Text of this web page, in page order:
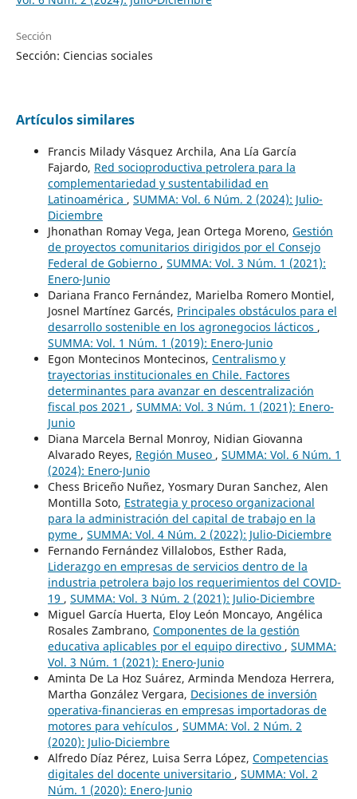
Sección
Sección: Ciencias sociales
Artículos similares
Francis Milady Vásquez Archila, Ana Lía García
Fajardo, Red socioproductiva petrolera para la
complementariedad y sustentabilidad en
Latinoamérica , SUMMA: Vol. 6 Núm. 2 (2024): Julio-
Diciembre
Jhonathan Romay Vega, Jean Ortega Moreno, Gestión
de proyectos comunitarios dirigidos por el Consejo
Federal de Gobierno , SUMMA: Vol. 3 Núm. 1 (2021):
Enero-Junio
Dariana Franco Fernández, Marielba Romero Montiel,
Josnel Martínez Garcés, Principales obstáculos para el
desarrollo sostenible en los agronegocios lácticos ,
SUMMA: Vol. 1 Núm. 1 (2019): Enero-Junio
Egon Montecinos Montecinos, Centralismo y
trayectorias institucionales en Chile. Factores
determinantes para avanzar en descentralización
fiscal pos 2021 , SUMMA: Vol. 3 Núm. 1 (2021): Enero-
Junio
Diana Marcela Bernal Monroy, Nidian Giovanna
Alvarado Reyes, Región Museo , SUMMA: Vol. 6 Núm. 1
(2024): Enero-Junio
Chess Briceño Nuñez, Yosmary Duran Sanchez, Alen
Montilla Soto, Estrategia y proceso organizacional
para la administración del capital de trabajo en la
pyme , SUMMA: Vol. 4 Núm. 2 (2022): Julio-Diciembre
Fernando Fernández Villalobos, Esther Rada,
Liderazgo en empresas de servicios dentro de la
industria petrolera bajo los requerimientos del COVID-
19 , SUMMA: Vol. 3 Núm. 2 (2021): Julio-Diciembre
Miguel García Huerta, Eloy León Moncayo, Angélica
Rosales Zambrano, Componentes de la gestión
educativa aplicables por el equipo directivo , SUMMA:
Vol. 3 Núm. 1 (2021): Enero-Junio
Aminta De La Hoz Suárez, Arminda Mendoza Herrera,
Martha González Vergara, Decisiones de inversión
operativa-financieras en empresas importadoras de
motores para vehículos , SUMMA: Vol. 2 Núm. 2
(2020): Julio-Diciembre
Alfredo Díaz Pérez, Luisa Serra López, Competencias
digitales del docente universitario , SUMMA: Vol. 2
Núm. 1 (2020): Enero-Junio